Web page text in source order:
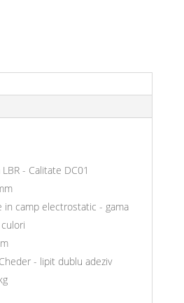
- Calitate DC01
in camp electrostatic - gama
- lipit dublu adeziv